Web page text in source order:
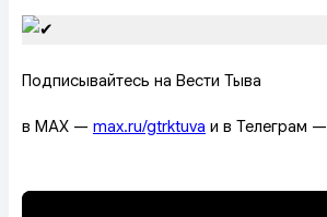
Подписывайтесь на Вести Тыва
в MAX — max.ru/gtrktuva и в Телеграм —